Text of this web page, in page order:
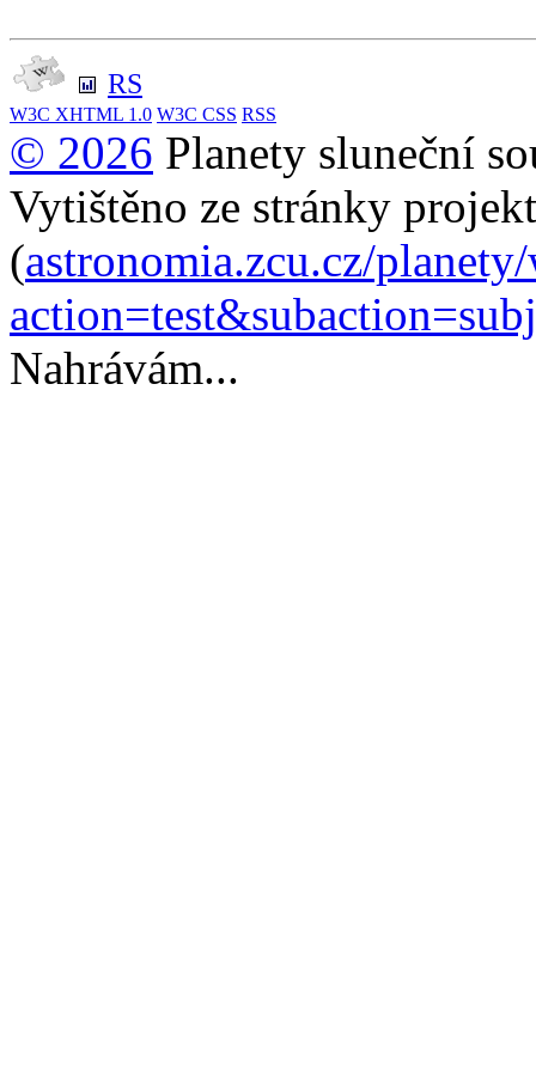
RS
W3C XHTML 1.0 W3C CSS RSS
© 2026 Planety sluneční
Vytištěno ze stránky
(astronomia.zcu.cz/
Nahrávám...